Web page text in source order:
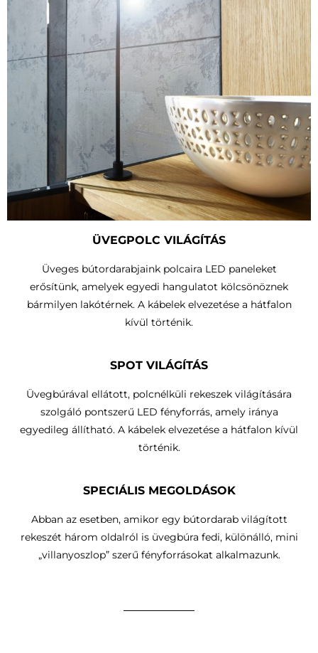
ÜVEGPOLC VILÁGÍTÁS
Üveges bútordarabjaink polcaira LED paneleket
erősítünk, amelyek egyedi hangulatot kölcsönöznek
bármilyen lakótérnek. A kábelek elvezetése a hátfalon
kívül történik.
SPOT VILÁGÍTÁS
Üvegbúrával ellátott, polcnélküli rekeszek világítására
szolgáló pontszerű LED fényforrás, amely iránya
egyedileg állítható. A kábelek elvezetése a hátfalon kívül
történik.
SPECIÁLIS MEGOLDÁSOK
Abban az esetben, amikor egy bútordarab világított
rekeszét három oldalról is üvegbúra fedi, különálló, mini
„villanyoszlop” szerű fényforrásokat alkalmazunk.